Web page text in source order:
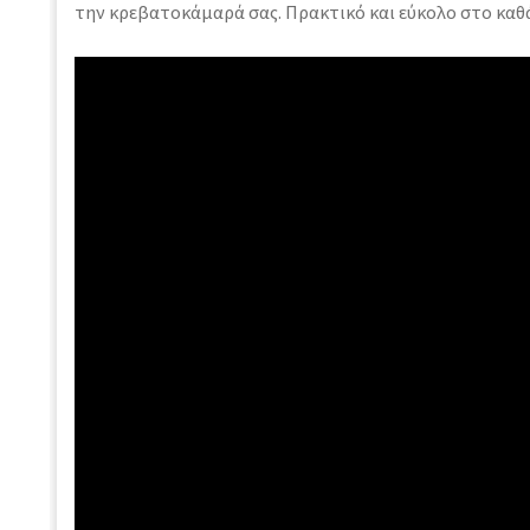
την κρεβατοκάμαρά σας. Πρακτικό και εύκολο στο